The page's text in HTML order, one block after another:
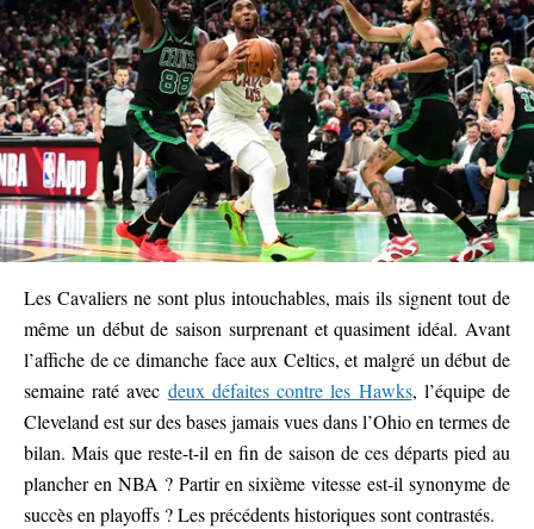
Les Cavaliers ne sont plus intouchables, mais ils signent tout de
même un début de saison surprenant et quasiment idéal. Avant
l’affiche de ce dimanche face aux Celtics, et malgré un début de
semaine raté avec deux défaites contre les Hawks, l’équipe de
Cleveland est sur des bases jamais vues dans l’Ohio en termes de
bilan. Mais que reste-t-il en fin de saison de ces départs pied au
plancher en NBA ? Partir en sixième vitesse est-il synonyme de
succès en playoffs ? Les précédents historiques sont contrastés.